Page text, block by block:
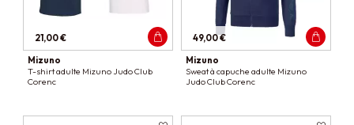
21,00 €
Mizuno
T-shirt adulte Mizuno Judo Club
Corenc
49,00 €
Mizuno
Sweat à capuche adulte Mizuno
Judo Club Corenc